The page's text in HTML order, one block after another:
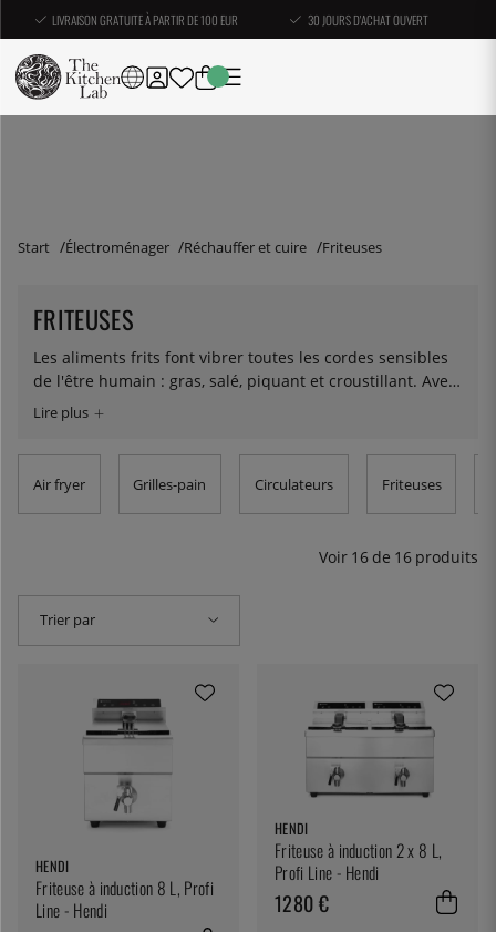
LIVRAISON GRATUITE À PARTIR DE 100 EUR 30 JOURS D'ACHAT OUVERT
Start Électroménager Réchauffer et cuire Friteuses
FRITEUSES
Les aliments frits font vibrer toutes les cordes sensibles
de l'être humain : gras, salé, piquant et croustillant. Avec
une friteuse, vous pouvez faire frire en toute sécurité et
efficacement des falafels, des frites, du halloumi, des
beignets, du poisson, des rondelles d'oignon ou tout ce
que vous voulez. Nous proposons des friteuses faciles à
manipuler et dont les dimensions conviennent aussi bien
à la cuisine de particulier qu'à un restaurant (toutes
Air fryer Grilles-pain Circulateurs Friteuses
Voir 16 de 16 produits
Trier par
HENDI
Friteuse à induction 8 L, Profi
Line - Hendi
HENDI
Friteuse à induction 2 x 8 L,
Profi Line - Hendi
1280 €